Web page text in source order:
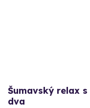
Šumavský relax
dva